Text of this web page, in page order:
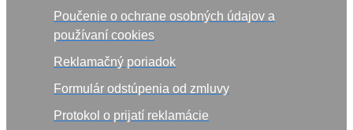
Poučenie o ochrane osobných údajov a
používaní cookies
Reklamačný poriadok
Formulár odstúpenia od zmluvy
Protokol o prijatí reklamácie